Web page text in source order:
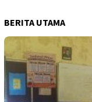
BERITA UTAMA